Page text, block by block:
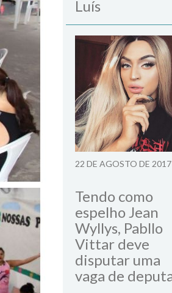
Luís
22 DE AGOSTO DE 2017
Tendo como
espelho Jean
Wyllys, Pabllo
Vittar deve
disputar uma
vaga de